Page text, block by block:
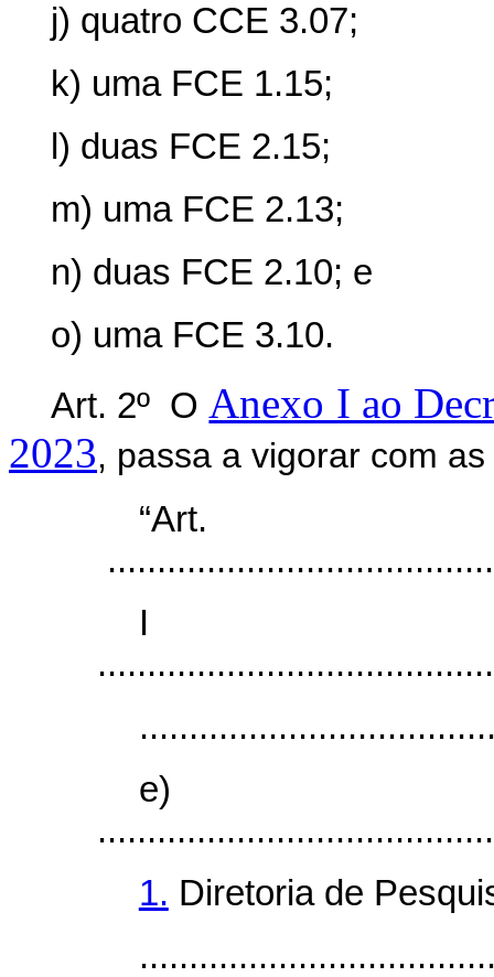
j) quatro CCE 3.07;
k) uma FCE 1.15;
l) duas FCE 2.15;
m) uma FCE 2.13;
n) duas FCE 2.10; e
o) uma FCE 3.10.
Art. 2º O Anexo I ao
2023, passa a vigorar com
I
e)
1. Diretoria de